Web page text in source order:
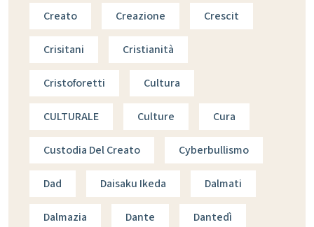
Creato Creazione Crescit
Crisitani Cristianità
Cristoforetti Cultura
CULTURALE Culture Cura
Custodia Del Creato Cyberbullismo
Dad Daisaku Ikeda Dalmati
Dalmazia Dante Dantedì